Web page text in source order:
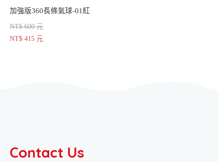
加強版360長條氣球-01紅
NT$ 600 元
NT$ 415 元
Contact Us